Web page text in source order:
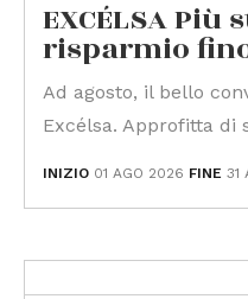
EXCÉLSA Più
risparmio fino
Ad agosto, il bello
Excélsa. Approfitta di
INIZIO 01 AGO 2026 FINE 31